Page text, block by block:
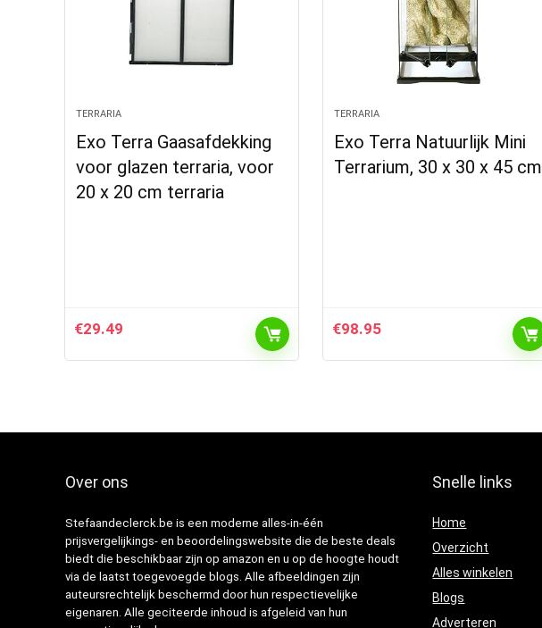
TERRARIA
Exo Terra Gaasafdekking
voor glazen terraria, voor
20 x 20 cm terraria
€29.49
TERRARIA
Exo Terra Natuurlijk Mini
Terrarium, 30 x 30 x 45 cm
€98.95
Over ons
Stefaandeclerck.be is een moderne alles-in-één
prijsvergelijkings- en beoordelingswebsite die de beste deals
biedt die beschikbaar zijn op amazon en u op de hoogte houdt
via de laatst toegevoegde blogs. Alle afbeeldingen zijn
auteursrechtelijk beschermd door hun respectievelijke
eigenaren. Alle geciteerde inhoud is afgeleid van hun
Snelle links
Home
Overzicht
Alles winkelen
Blogs
Adverteren